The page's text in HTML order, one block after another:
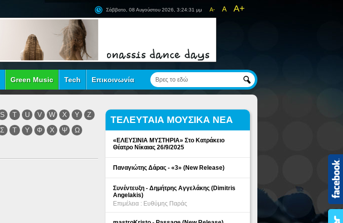
A- A A+
Σάββατο, 08 Αυγούστου 2026, 3:24:31 μμ
Green Music Tech Επικοινωνία
S T U V W X Y
Z
Σ Τ Υ Φ Χ Ψ
Ω
ΤΕΛΕΥΤΑΙΑ ΜΟΥΣΙΚΑ ΝΕΑ
«ΕΛΕΥΣΙΝΙΑ ΜΥΣΤΗΡΙΑ» Στο Κατράκειο
Θέατρο Νίκαιας 26/9/2025
Παναγιώτης Δάρας - «3» (New Release)
Συνέντευξη - Δημήτρης Αγγελάκης (Dimitris
Angelakis)
Επιμέλεια : Ευθύμης Παράς